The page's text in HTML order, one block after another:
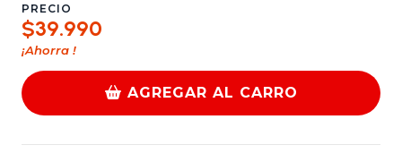
PRECIO
$39.990
¡Ahorra !
AGREGAR AL CARRO